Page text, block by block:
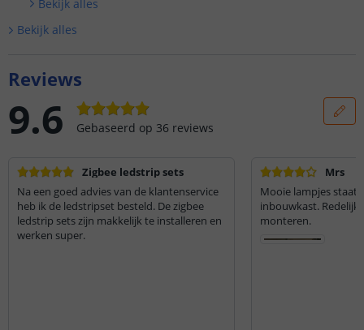
Bekijk alles
Bekijk alles
Reviews
9.6 Gebaseerd op 36 reviews
Zigbee ledstrip sets
Na een goed advies van de klantenservice
heb ik de ledstripset besteld. De zigbee
ledstrip sets zijn makkelijk te installeren en
werken super.
Mrs
Mooie lampjes staat
inbouwkast. Redelijk
monteren.